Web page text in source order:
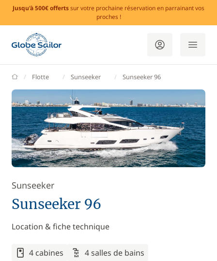
Jusqu'à 500€ offertssur votre prochaine réservation en parrainant vos
proches !
GlobeSailor
Flotte Sunseeker Sunseeker 96
Sunseeker
Sunseeker 96
Location & fiche technique
4 cabines
4 salles de bains